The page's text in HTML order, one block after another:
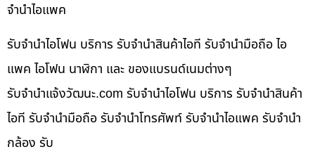
จำนำไอแพค
รับจำนำไอโฟน บริการ รับจำนำสินค้าไอที รับจำนำมือถือ ไอ
แพค ไอโฟน นาฬิกา และ ของแบรนด์เนมต่างๆ
รับจํานําแจ้งวัฒนะ.com รับจำนำไอโฟน บริการ รับจำนำสินค้า
ไอที รับจำนำมือถือ รับจำนำโทรศัพท์ รับจำนำไอแพค รับจำนำ
กล้อง รับ